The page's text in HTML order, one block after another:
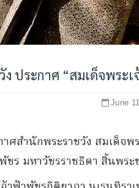
ประกาศ “สมเด็จพระ
June
ศสำนักพระราชวัง สมเด็จ
ชร มหาวัชรราชธิดา สิ้นพร